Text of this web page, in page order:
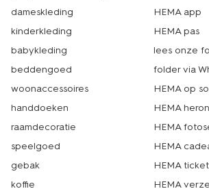
dameskleding
kinderkleding
babykleding
beddengoed
woonaccessoires
handdoeken
raamdecoratie
speelgoed
gebak
koffie
HEMA app
HEMA pas
lees onze
folder via
HEMA op
HEMA
HEMA
HEMA
HEMA
HEMA